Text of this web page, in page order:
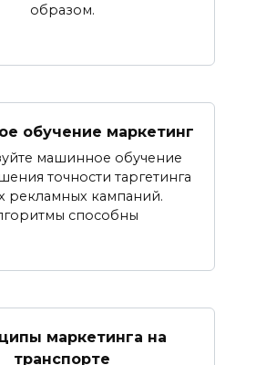
образом.
обучение маркетинг
машинное обучение
точности таргетинга
рекламных кампаний.
способны
маркетинга на
транспорте